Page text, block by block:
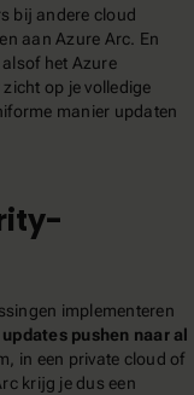
bij andere cloud
aan Azure Arc. En
alsof het Azure
op je volledige
manier updaten
implementeren
updates pushen naar al
in een private cloud of
krijg je dus een